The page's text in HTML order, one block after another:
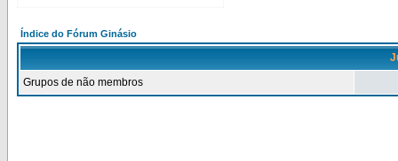
Índice do Fórum Ginásio
Grupos de não membros